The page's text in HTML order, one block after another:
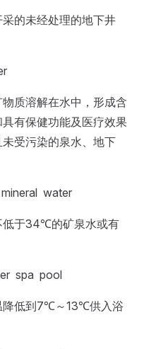
的未经处理的地下井
质溶解在水中，形成含
有保健功能及医疗效果
受污染的泉水、地下
water
低于34℃的矿泉水或有
spa pool
降低到7℃～13℃供入浴